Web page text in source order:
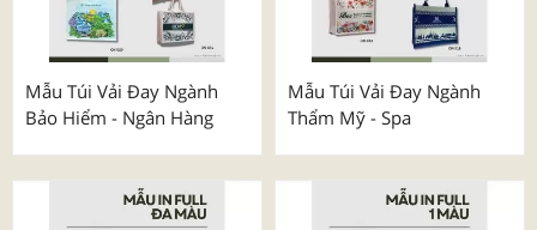
Mẫu Túi Vải Đay Ngành
Bảo Hiểm - Ngân Hàng
Mẫu Túi Vải Đay Ngành
Thẩm Mỹ - Spa